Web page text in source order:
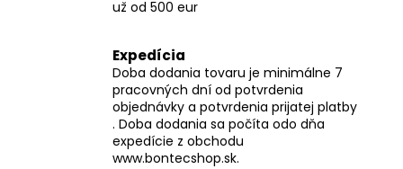
už od 500 eur
Expedícia
Doba dodania tovaru je minimálne 7
pracovných dní od potvrdenia
objednávky a potvrdenia prijatej platby
. Doba dodania sa počíta odo dňa
expedície z obchodu
www.bontecshop.sk.